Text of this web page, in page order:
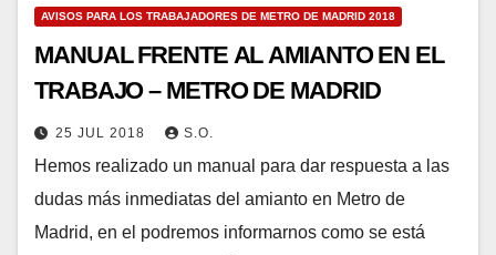
AVISOS PARA LOS TRABAJADORES DE METRO DE MADRID 2018
MANUAL FRENTE AL AMIANTO EN EL
TRABAJO – METRO DE MADRID
25 JUL 2018 S.O.
Hemos realizado un manual para dar respuesta a las
dudas más inmediatas del amianto en Metro de
Madrid, en el podremos informarnos como se está